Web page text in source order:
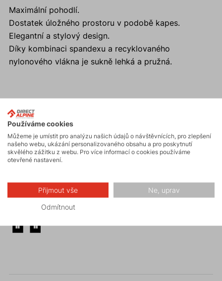
Maximální pohodlí.
Dostatek úložného prostoru v podobě kapes.
Elegantní a stylový design.
Díky kombinaci spandexu a recyklovaného
nylonového vlákna je sukně lehká a pružná.
Aktivity
Turistika
Hiking
Volnočasové –
Používáme cookies
Můžeme je umístit pro analýzu našich údajů o návštěvnících, pro zlepšení
našeho webu, ukázání personalizovaného obsahu a pro poskytnutí
skvělého zážitku z webu. Pro více informací o cookies používáme
otevřené nastavení.
Přijmout vše Ne, uprav
Odmítnout